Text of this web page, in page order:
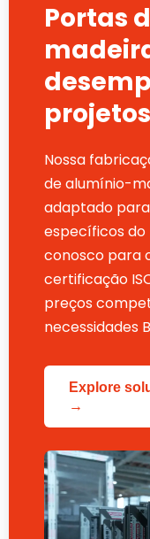
Portas
Nossa
de alumínio-
adaptado
específicos
conosco para
certificação
preços
necessidades
Explore
→